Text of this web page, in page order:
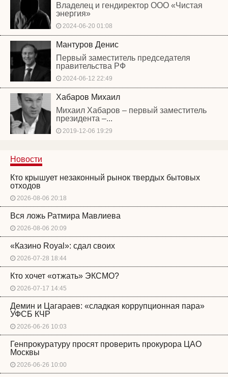
Владелец и гендиректор ООО «Чистая
энергия»
2024-06-20 01:08
Мантуров Денис
Первый заместитель председателя
правительства РФ
2024-06-12 22:49
Хабаров Михаил
Михаил Хабаров – первый заместитель
президента –...
2019-12-06 19:29
Новости
Кто крышует незаконный рынок твердых бытовых
отходов
2026-08-06 20:18
Вся ложь Ратмира Мавлиева
2026-08-06 20:09
«Казино Royal»: сдал своих
2026-07-28 18:44
Кто хочет «отжать» ЭКСМО?
2026-07-17 14:45
Демин и Цагараев: «сладкая коррупционная пара»
УФСБ КЧР
2026-06-26 10:03
Генпрокуратуру просят проверить прокурора ЦАО
Москвы
2026-06-26 10:00